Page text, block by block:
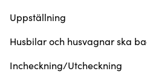
Uppställning
Husbilar och husvagnar ska
Incheckning/Utcheckning